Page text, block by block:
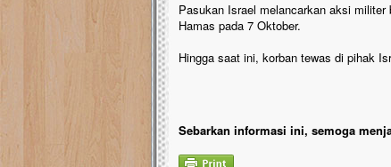
Pasukan Israel melancarkan aksi
Hamas pada 7 Oktober.
Hingga saat ini, korban tewas di pihak
Sebarkan informasi ini, semoga